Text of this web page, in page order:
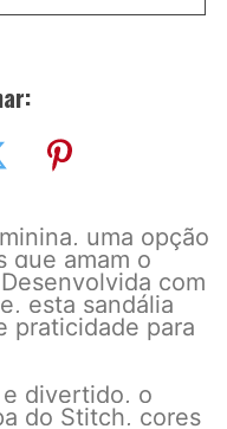
uma opção
que amam o
com
esta sandália
praticidade para
divertido, o
do Stitch, cores